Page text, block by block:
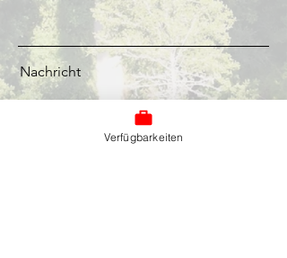
Nachricht
Verfügbarkeiten